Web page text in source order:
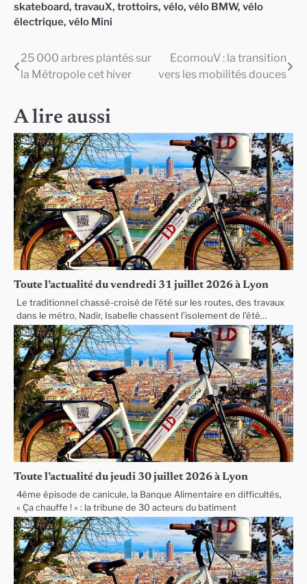
skateboard, travauX, trottoirs, vélo, vélo BMW, vélo
électrique, vélo Mini
Navigation
l’article
25 000 arbres plantés sur
la Métropole cet hiver
EcomouV : la transition
vers les mobilités douces
A lire aussi
Toute l’actualité du vendredi 31 juillet 2026 à Lyon
Le traditionnel chassé-croisé de l’été sur les routes, des travaux
dans le métro, Nadir, Isabelle chassent l’isolement de l’été…
Toute l’actualité du jeudi 30 juillet 2026 à Lyon
4ème épisode de canicule, la Banque Alimentaire en difficultés,
« Ça chauffe ! » : la tribune de 30 acteurs du batiment